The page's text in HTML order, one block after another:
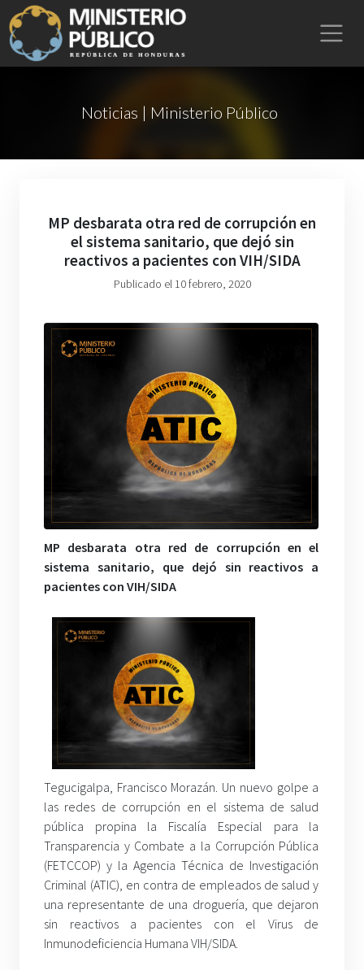
Noticias | Ministerio Público
MP desbarata otra red de corrupción en
el sistema sanitario, que dejó sin
reactivos a pacientes con VIH/SIDA
Publicado el 10 febrero, 2020
MP desbarata otra red de corrupción en el
sistema sanitario, que dejó sin reactivos a
pacientes con VIH/SIDA
Tegucigalpa, Francisco Morazán. Un nuevo golpe a
las redes de corrupción en el sistema de salud
pública propina la Fiscalía Especial para la
Transparencia y Combate a la Corrupción Pública
(FETCCOP) y la Agencia Técnica de Investigación
Criminal (ATIC), en contra de empleados de salud y
una representante de una droguería, que dejaron
sin reactivos a pacientes con el Virus de
Inmunodeficiencia Humana VIH/SIDA.